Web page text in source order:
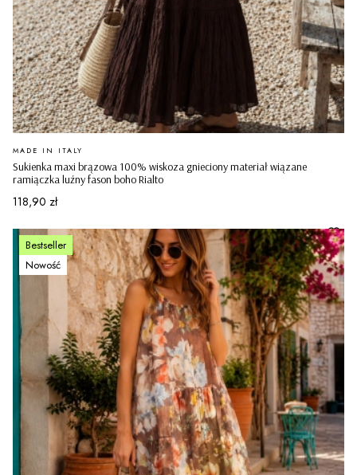
Sukienka maxi brązowa 100% wiskoza gnieciony materiał wiązane
ramiączka luźny fason boho Rialto
PRODUCENT
MADE IN ITALY
Cena
118,90 zł
Bestseller
Nowość